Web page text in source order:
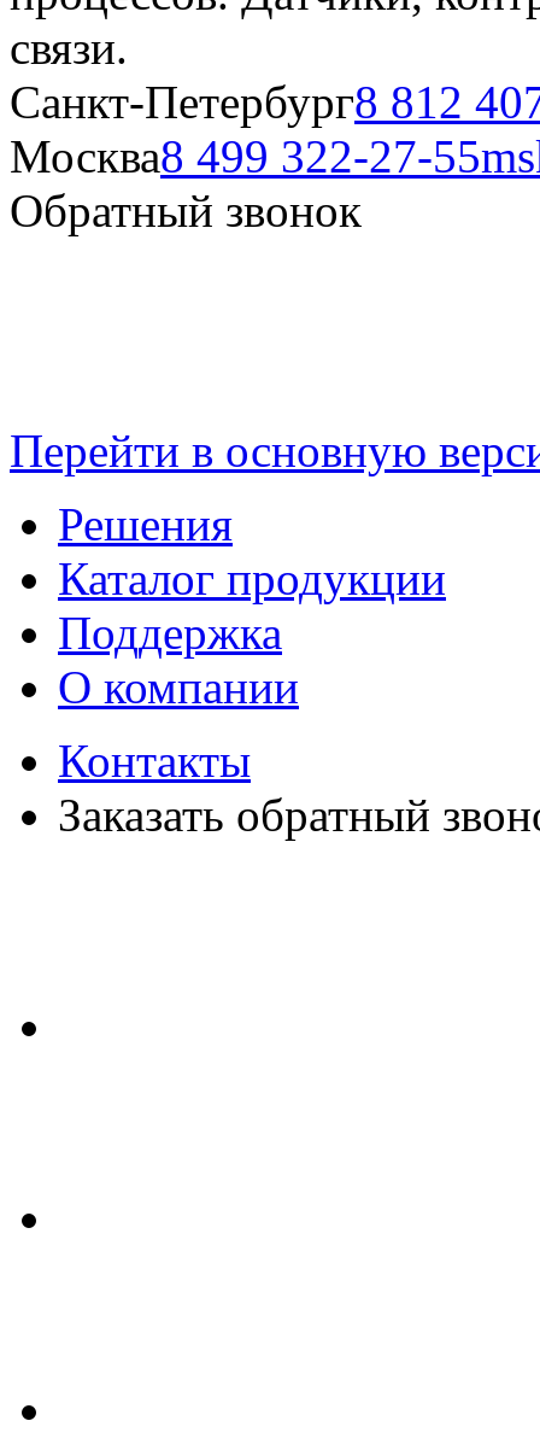
связи.
Санкт-Петербург8 812
Москва8 499 322-27-55
Обратный звонок
Перейти в основную
Решения
Каталог продукции
Поддержка
О компании
Контакты
Заказать обратный